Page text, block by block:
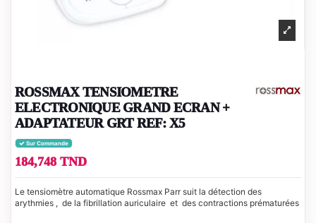
ROSSMAX TENSIOMETRE
ELECTRONIQUE GRAND ECRAN +
ADAPTATEUR GRT REF: X5
Sur Commande
184,748 TND
Le tensiomètre automatique Rossmax Parr suit la détection des
arythmies , de la fibrillation auriculaire et des contractions prématurées